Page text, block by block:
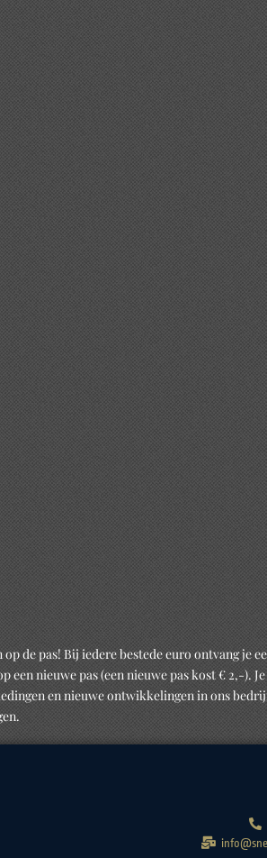
de pas! Bij iedere bestede euro ontvang je
nieuwe pas (een nieuwe pas kost € 2,-). Je
en nieuwe ontwikkelingen in ons